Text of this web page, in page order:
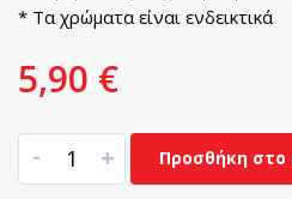
* Τα χρώματα είναι ενδεικτικά
5,90 €
- + Προσθήκη στο